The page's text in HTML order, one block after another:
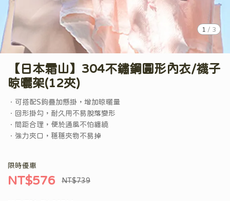
1 / 3
【日本霜山】304不鏽鋼圓形內衣/襪子
晾曬架(12夾)
．可搭配S鉤疊加懸掛，增加晾曬量
．回形掛勾，耐久用不易脫落變形
．間距合理，便於通風不怕纏繞
．強力夾口，穩穩夾物不易掉
限時優惠
NT$576 NT$739